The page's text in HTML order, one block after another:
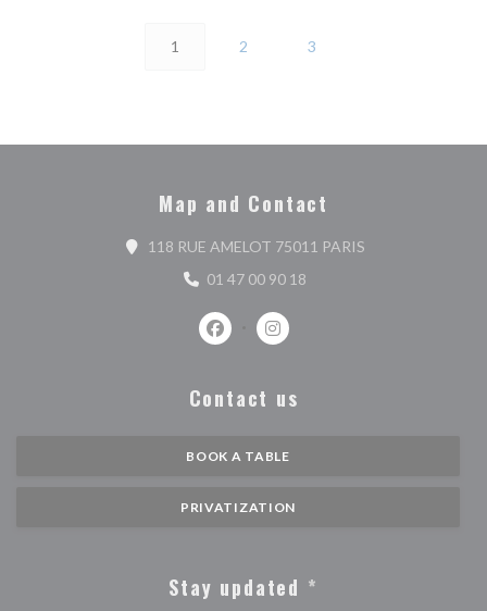
1 2 3
Map and Contact
118 RUE AMELOT 75011 PARIS((opens in a new
01 47 00 90 18
Facebook ((opens in a new window))
Instagram ((opens in a new
Contact us
BOOK A TABLE
PRIVATIZATION
Stay updated *